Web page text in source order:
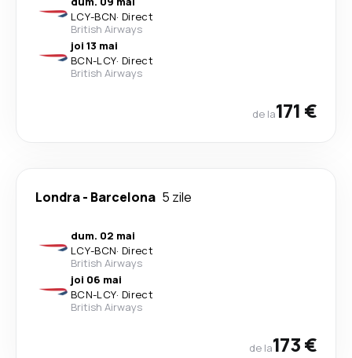
LCY-BCN· Direct
British Airways
joi 13 mai
BCN-LCY· Direct
British Airways
de la171 €
Londra- Barcelona 5 zile
dum. 02 mai
LCY-BCN· Direct
British Airways
joi 06 mai
BCN-LCY· Direct
British Airways
de la173 €